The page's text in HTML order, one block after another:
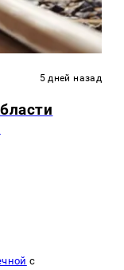
5 дней назад
с